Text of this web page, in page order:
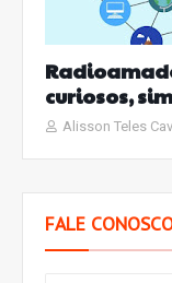
curiosos,
Alisson Teles
FALE